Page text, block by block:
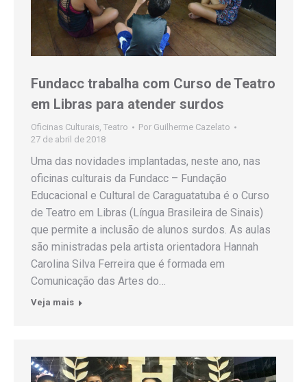
Fundacc trabalha com Curso de Teatro
em Libras para atender surdos
Oficinas Culturais, Teatro Por Guilherme Cazelato
27 de abril de 2018
Uma das novidades implantadas, neste ano, nas
oficinas culturais da Fundacc – Fundação
Educacional e Cultural de Caraguatatuba é o Curso
de Teatro em Libras (Língua Brasileira de Sinais)
que permite a inclusão de alunos surdos. As aulas
são ministradas pela artista orientadora Hannah
Carolina Silva Ferreira que é formada em
Comunicação das Artes do…
Veja mais